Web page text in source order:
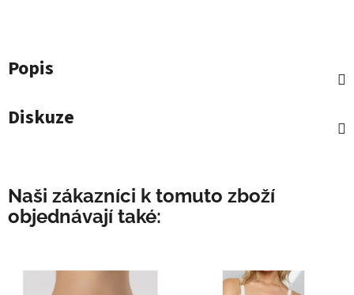
Popis
Diskuze
Naši zákazníci k tomuto zboží
objednávají také: